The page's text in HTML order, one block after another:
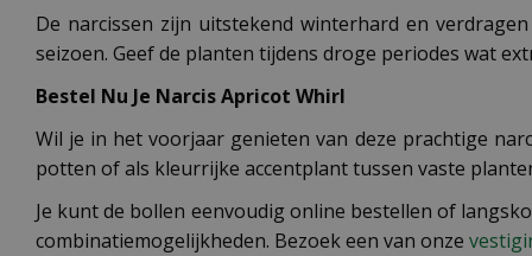
De narcissen zijn uitstekend winterhard en
seizoen. Geef de planten tijdens droge periodes wat
Bestel Nu Je Narcis Apricot Whirl
Wil je in het voorjaar genieten van deze prachtige
potten of als kleurrijke accentplant tussen vaste
Je kunt de bollen eenvoudig online bestellen of
combinatiemogelijkheden. Bezoek een van onze